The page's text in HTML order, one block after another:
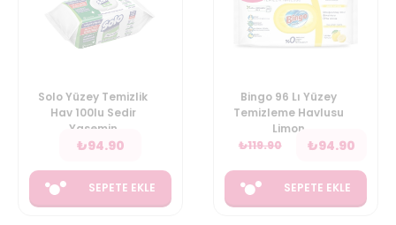
Solo Yüzey Temizlik
Hav 100lu Sedir
Yasemin
₺94.90
SEPETE EKLE
Bingo 96 Lı Yüzey
Temizleme Havlusu
Limon
₺119.90 ₺94.90
SEPETE EKLE